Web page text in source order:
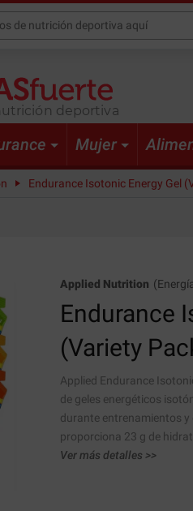
deportiva
Mujer
Endurance Isotonic Energy Gel
Applied Nutrition (
Endurance
(Variety
Applied Endurance
de geles energéticos
durante entrenamientos y
proporciona 23 g de
Ver más detalles >>